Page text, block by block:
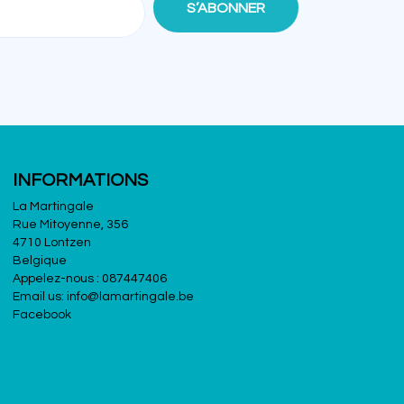
INFORMATIONS
La Martingale
Rue Mitoyenne, 356
4710 Lontzen
Belgique
Appelez-nous : 087447406
Email us: info@lamartingale.be
Facebook